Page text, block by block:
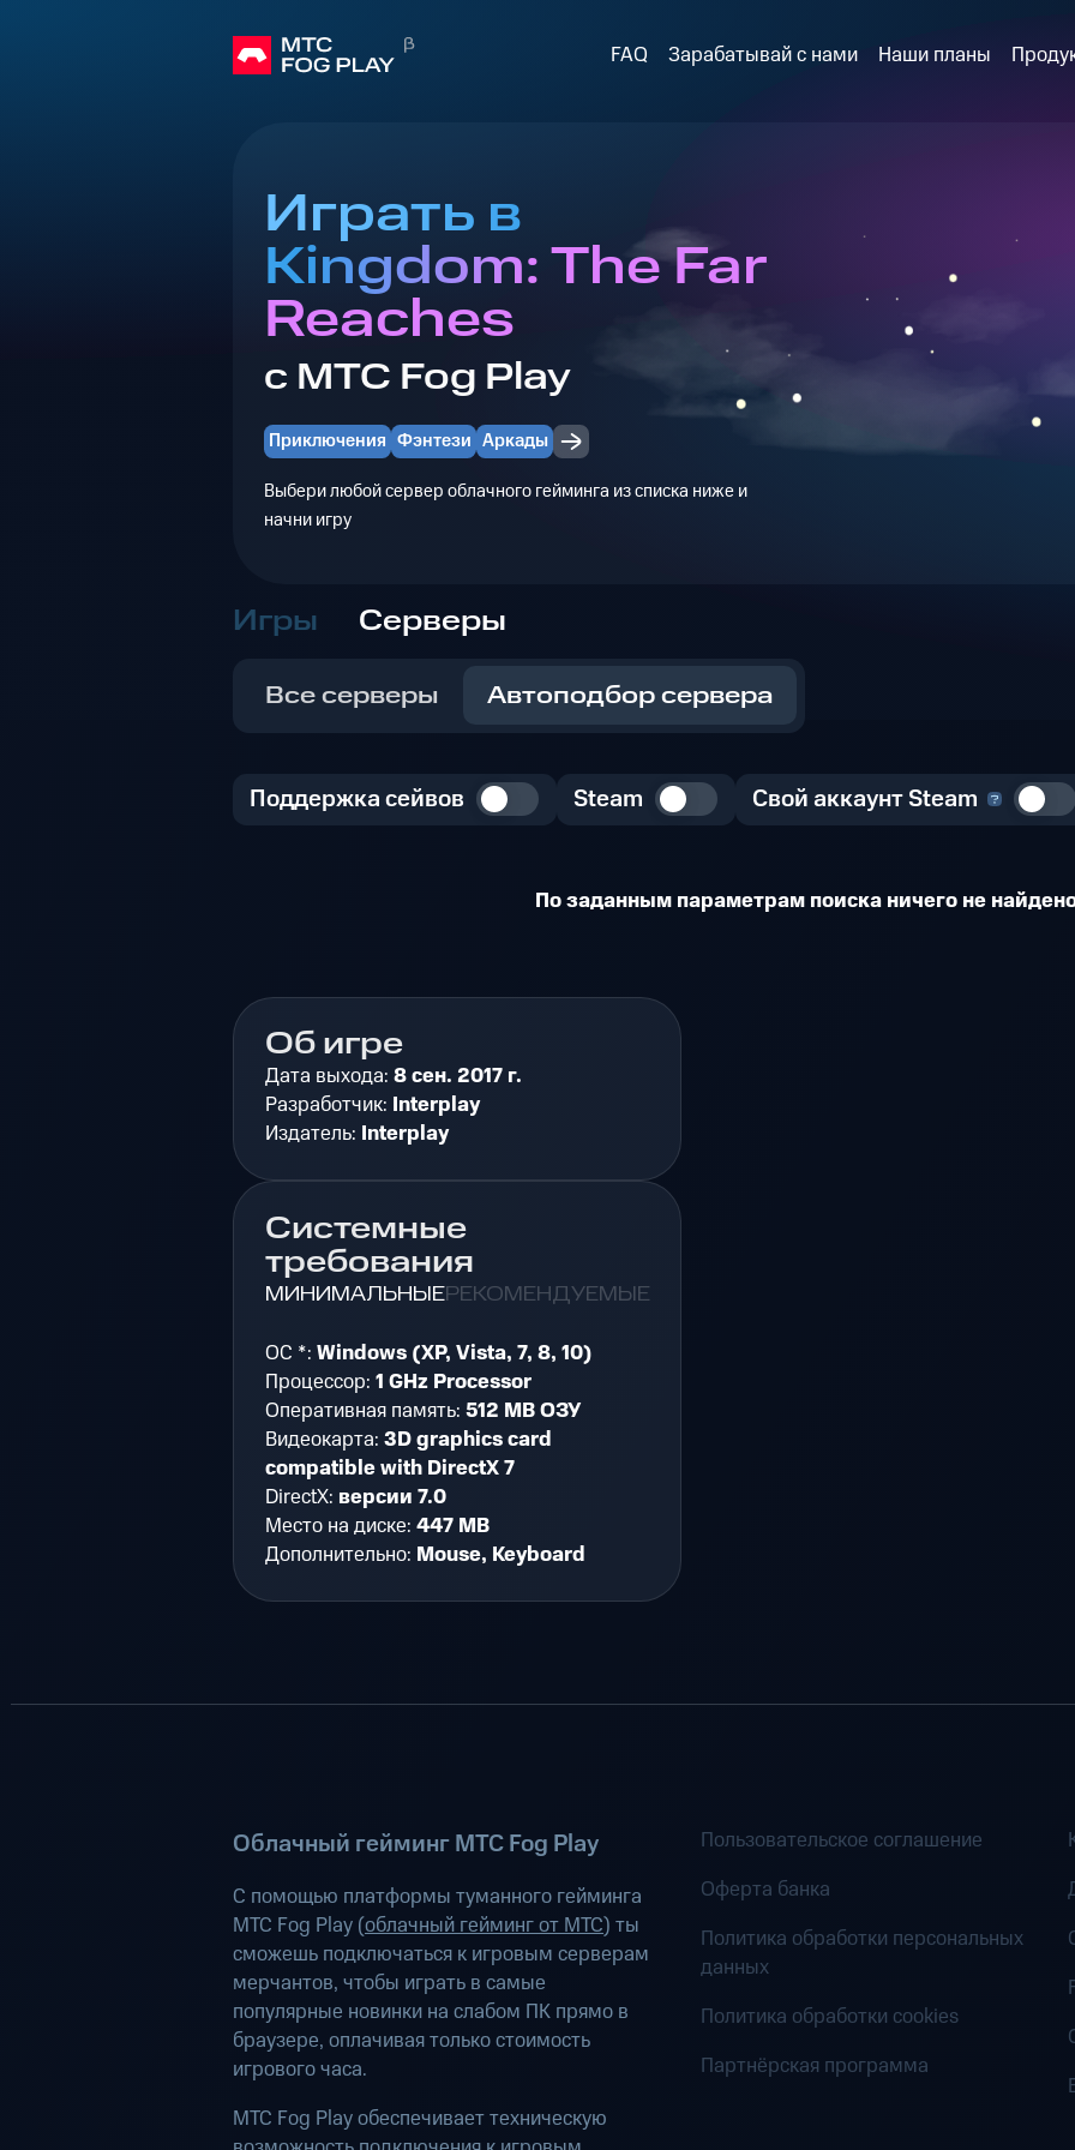
FAQ Зарабатывай с нами Наши планы
Играть в
Kingdom: The Far
Reaches
с МТС Fog Play
Приключения Фэнтези Аркады
Выбери любой сервер облачного гейминга из списка ниже и
начни игру
Игры Серверы
Все серверы Автоподбор сервера
Поддержка сейвов Steam Свой аккаунт Steam
По заданным параметрам поиска ничего не
Об игре
Дата выхода: 8 сен. 2017 г.
Разработчик: Interplay
Издатель: Interplay
Системные
требования
МИНИМАЛЬНЫЕРЕКОМЕНДУЕМЫЕ
ОС *: Windows (XP, Vista, 7, 8, 10)
Процессор: 1 GHz Processor
Оперативная память: 512 MB ОЗУ
Видеокарта: 3D graphics card
compatible with DirectX 7
DirectX: версии 7.0
Место на диске: 447 MB
Дополнительно: Mouse, Keyboard
Облачный гейминг МТС Fog Play
С помощью платформы туманного гейминга
МТС Fog Play (облачный гейминг от МТС) ты
сможешь подключаться к игровым серверам
мерчантов, чтобы играть в самые
популярные новинки на слабом ПК прямо в
браузере, оплачивая только стоимость
игрового часа.
МТС Fog Play обеспечивает техническую
Пользовательское соглашение
Оферта банка
Политика обработки персональных
данных
Политика обработки cookies
Партнёрская программа